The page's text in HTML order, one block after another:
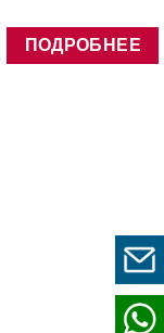
ПОДРОБНЕЕ